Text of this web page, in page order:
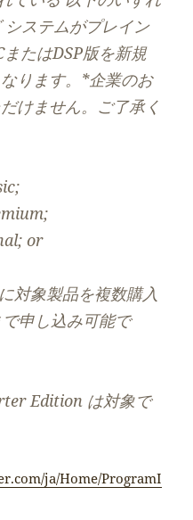
ステムがプレイン
たはDSP版を新規
ります。*企業のお
けません。ご了承く
or
対象製品を複数購入
申し込み可能で
Edition は対象で
ja/Home/ProgramI